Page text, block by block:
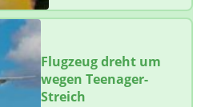
Flugzeug dreht um
wegen Teenager-
Streich